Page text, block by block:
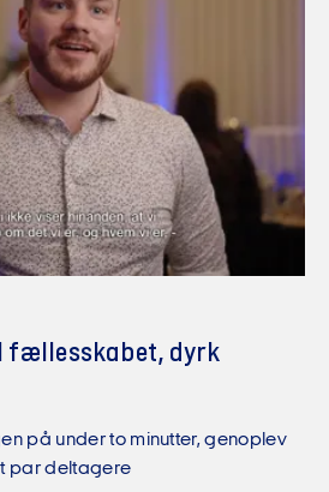
fællesskabet, dyrk
på under to minutter, genoplev
par deltagere